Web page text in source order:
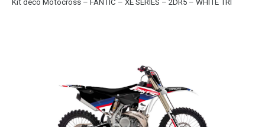
Kit déco Motocross – FANTIC – XE SERIES – 2DR5 – WHITE TRI